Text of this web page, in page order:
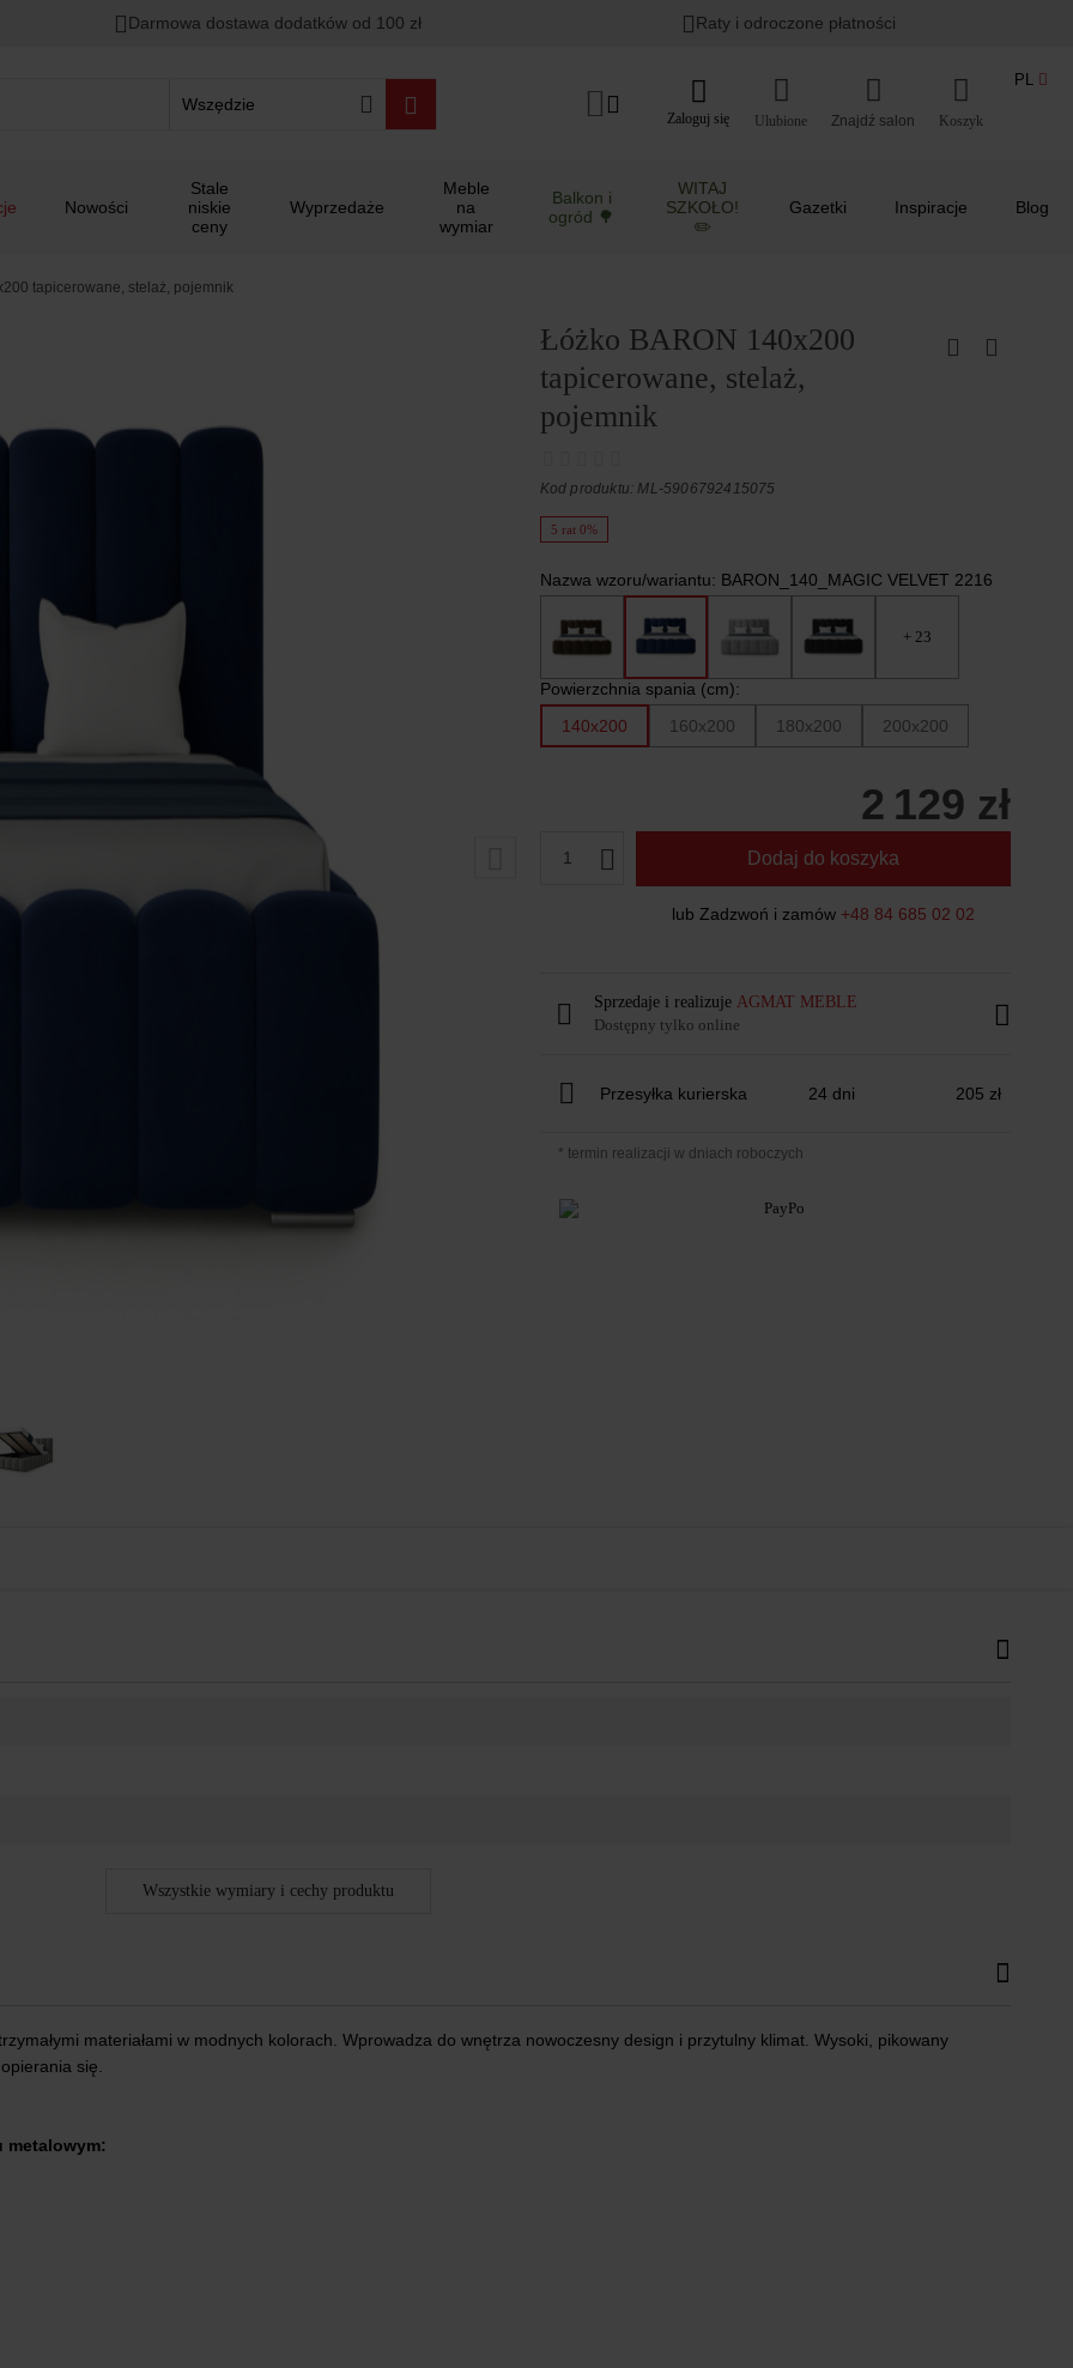
Darmowa dostawa dodatków od 100 zł Raty i odroczone płatności
Wszędzie
Zaloguj się Ulubione Koszyk
PL
Nowości
Stale
niskie
ceny
Wyprzedaże
Meble
na
wymiar
Balkon i
ogród 🌳
WITAJ
SZKOŁO!
✏️
Gazetki Inspiracje Blog
tapicerowane, stelaż, pojemnik
Łóżko BARON 140x200
tapicerowane, stelaż,
pojemnik
Kod produktu: ML-5906792415075
5 rat 0%
Nazwa wzoru/wariantu: BARON_140_MAGIC VELVET 2216
+ 23
Powierzchnia spania (cm):
140x200
160x200 180x200 200x200
2 129 zł
1 Dodaj do koszyka
lub Zadzwoń i zamów +48 84 685 02 02
Sprzedaje i realizuje AGMAT MEBLE
Dostępny tylko online
Przesyłka kurierska 24 dni 205 zł
* termin realizacji w dniach roboczych
Wszystkie wymiary i cechy produktu
materiałami w modnych kolorach. Wprowadza do wnętrza nowoczesny design i przytulny klimat. Wysoki, pikowany
się.
metalowym: